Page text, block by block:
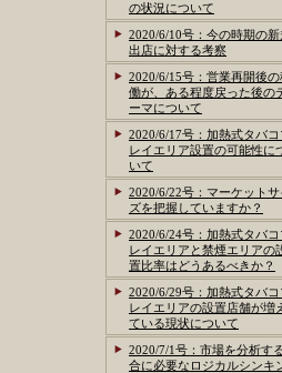
の状況について
2020/6/10号：今の時期の新
出店に対する考察
2020/6/15号：営業再開後の
働が、ある程度戻った後の
ーマについて
2020/6/17号：加熱式タバコ
レイエリア設置の可能性に
いて
2020/6/22号：マーケットサ
ズを把握していますか？
2020/6/24号：加熱式タバコ
レイエリアと禁煙エリアの
置比率はどうあるべきか？
2020/6/29号：加熱式タバコ
レイエリアの設置店舗が増
ている現状について
2020/7/1号：市場を分析す
合に必要なロジカルシンキ